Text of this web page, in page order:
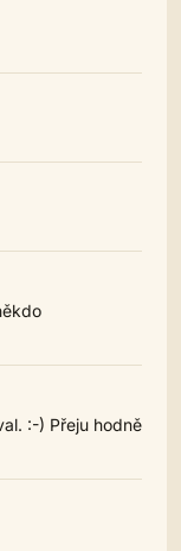
:-) Přeju hodně